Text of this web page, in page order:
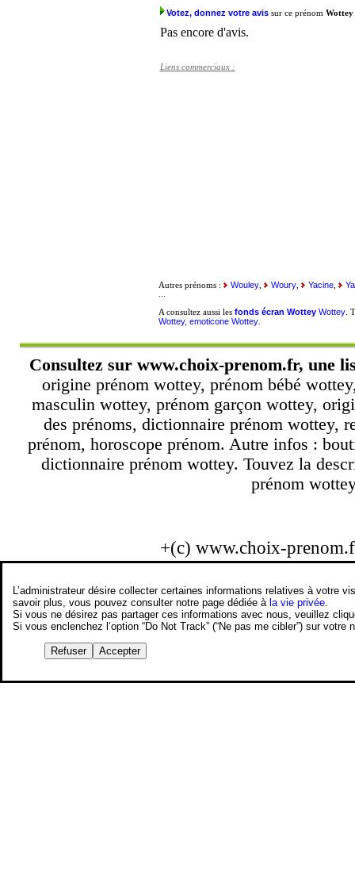
Votez, donnez votre avissur ce prénom Wottey
Pas encore d'avis.
Liens commerciaux :
Autres prénoms : Wouley, Woury, Yacine,
A consultez aussi les fonds écran WotteyWottey.
Wottey, emoticone Wottey.
Consultez sur www.choix-prenom.fr, une
origine prénom wottey, prénom bébé
masculin wottey, prénom garçon wottey,
des prénoms, dictionnaire prénom wottey,
prénom, horoscope prénom. Autre infos :
dictionnaire prénom wottey. Touvez la
prénom
+(c) www.choix-
L’administrateur désire collecter certaines informations relatives à votre
savoir plus, vous pouvez consulter notre page dédiée àla vie privée
Si vous ne désirez pas partager ces informations avec nous, veuillez
Si vous enclenchez l’option “Do Not Track” (“Ne pas me cibler”) sur
Refuser Accepter